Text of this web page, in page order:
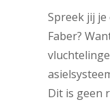
Spreek jij
Faber?
Dit is geen